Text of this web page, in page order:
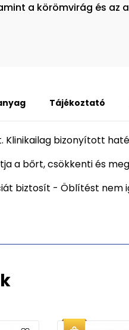
a körömvirág és az
Tájékoztató
Klinikailag bizonyított
a bőrt, csökkenti és
biztosít - Öblítést nem